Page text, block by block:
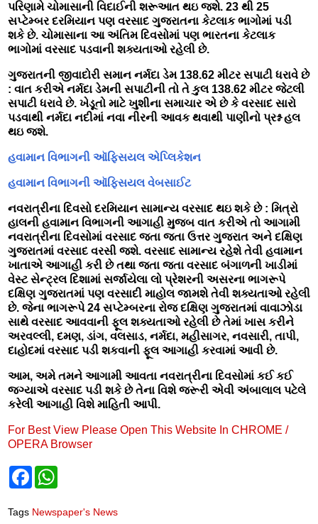
પરિણામે ચોમાસાની વિદાઈની શરૂઆત થઇ જશે. 23 થી 25
સપ્ટેમ્બર દરમિયાન પણ વરસાદ ગુજરાતના કેટલાક ભાગોમાં પડી
શકે છે. ચોમાસાના આ અંતિમ દિવસોમાં પણ ભારતના કેટલાક
ભાગોમાં વરસાદ પડવાની શક્યતાઓ રહેલી છે.
ગુજરાતની જીવાદોરી સમાન નર્મદા ડેમ 138.62 મીટર સપાટી ધરાવે છે
: વાત કરીએ નર્મદા ડેમની સપાટીની તો તે કુલ 138.62 મીટર જેટલી
સપાટી ધરાવે છે. ખેડૂતો માટે ખુશીના સમાચાર એ છે કે વરસાદ સારો
પડવાથી નર્મદા નદીમાં નવા નીરની આવક થવાથી પાણીનો પ્રશ્ન હલ
થઇ જશે.
હવામાન વિભાગની ઑફિસયલ એપ્લિકેશન
હવામાન વિભાગની ઑફિસયલ વેબસાઈટ
નવરાત્રીના દિવસો દરમિયાન સામાન્ય વરસાદ થઇ શકે છે : મિત્રો
હાલની હવામાન વિભાગની આગાહી મુજબ વાત કરીએ તો આગામી
નવરાત્રીના દિવસોમાં વરસાદ જતા જતા ઉત્તર ગુજરાત અને દક્ષિણ
ગુજરાતમાં વરસાદ વરસી જશે. વરસાદ સામાન્ય રહેશે તેવી હવામાન
ખાતાએ આગાહી કરી છે તથા જતા જતા વરસાદ બંગાળની ખાડીમાં
વેસ્ટ સેન્ટ્રલ દિશામાં સર્જાયેલા લો પ્રેશરની અસરના ભાગરૂપે
દક્ષિણ ગુજરાતમાં પણ વરસાદી માહોલ જામશે તેવી શક્યતાઓ રહેલી
છે. જેના ભાગરૂપે 24 સપ્ટેમ્બરના રોજ દક્ષિણ ગુજરાતમાં વાવાઝોડા
સાથે વરસાદ આવવાની ફૂલ શક્યતાઓ રહેલી છે તેમાં ખાસ કરીને
અરવલ્લી, દમણ, ડાંગ, વલસાડ, નર્મદા, મહીસાગર, નવસારી, તાપી,
દાહોદમાં વરસાદ પડી શકવાની ફૂલ આગાહી કરવામાં આવી છે.
આમ, અમે તમને આગામી આવતા નવરાત્રીના દિવસોમાં કઈ કઈ
જગ્યાએ વરસાદ પડી શકે છે તેના વિશે જરૂરી એવી અંબાલાલ પટેલે
કરેલી આગાહી વિશે માહિતી આપી.
For Best View Please Open This Website In CHROME /
OPERA Browser
F
b
s
Tags Newspaper's News